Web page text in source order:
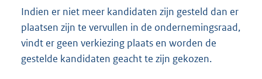
Indien er niet meer kandidaten zijn gesteld dan er
plaatsen zijn te vervullen in de ondernemingsraad,
vindt er geen verkiezing plaats en worden de
gestelde kandidaten geacht te zijn gekozen.